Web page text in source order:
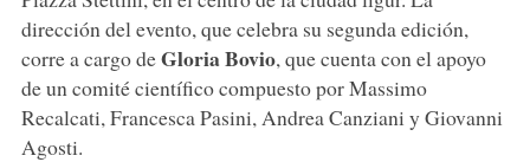
dirección del evento, que celebra su segunda edición,
corre a cargo deGloria Bovio, que cuenta con el apoyo
de un comité científico compuesto por Massimo
Recalcati, Francesca Pasini, Andrea Canziani y Giovanni
Agosti.